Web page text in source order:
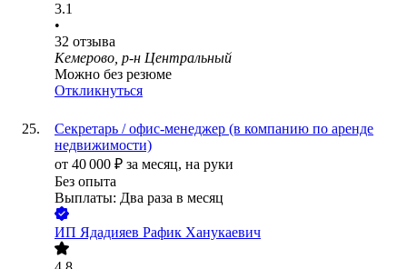
3.1
•
32 отзыва
Кемерово, р-н Центральный
Можно без резюме
Откликнуться
Секретарь / офис-менеджер (в компанию по аренде
недвижимости)
от 40 000 ₽ за месяц, на руки
Без опыта
Выплаты: Два раза в месяц
ИП Ядадияев Рафик Ханукаевич